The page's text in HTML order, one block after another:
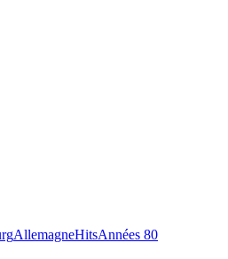
AllemagneHitsAnnées 80